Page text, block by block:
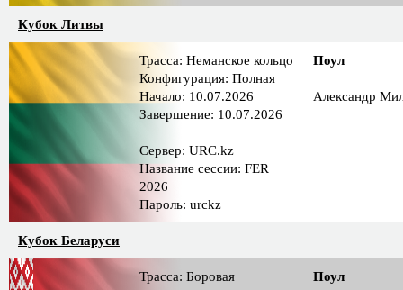
Кубок Литвы
Трасса: Неманское кольцо
Конфигурация: Полная
Начало: 10.07.2026
Завершение: 10.07.2026
Сервер: URC.kz
Название сессии: FER
2026
Пароль: urckz
Поул
Александр
Кубок Беларуси
Трасса: Боровая
Поул